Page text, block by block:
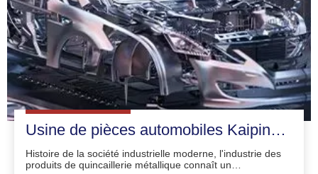
Usine de pièces automobiles Kaiping Huilong
Histoire de la société industrielle moderne, l'industrie des
produits de quincaillerie métallique connaît un